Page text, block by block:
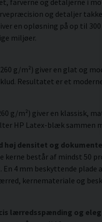
og detaljer
en opløsning på op til
miljøer.
g/m²) giver en glat og
Resultatet er et
g/m²) giver en klassisk,
HP Latex-blæk sammen
høj densitet og
kerne består af mindst 50
En 4 mm beskyttende
kernemateriale og
lærredsspænding og